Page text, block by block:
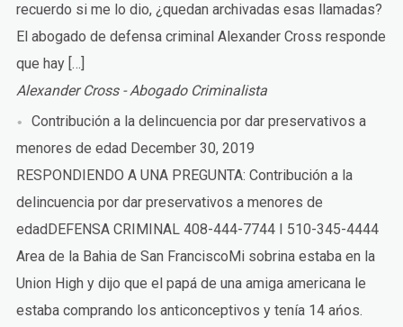
recuerdo si me lo dio, ¿quedan archivadas esas llamadas?
El abogado de defensa criminal Alexander Cross responde
que hay […]
Alexander Cross - Abogado Criminalista
Contribución a la delincuencia por dar preservativos a
menores de edad December 30, 2019
RESPONDIENDO A UNA PREGUNTA: Contribución a la
delincuencia por dar preservativos a menores de
edadDEFENSA CRIMINAL 408-444-7744 I 510-345-4444
Area de la Bahia de San FranciscoMi sobrina estaba en la
Union High y dijo que el papá de una amiga americana le
estaba comprando los anticonceptivos y tenía 14 ańos.